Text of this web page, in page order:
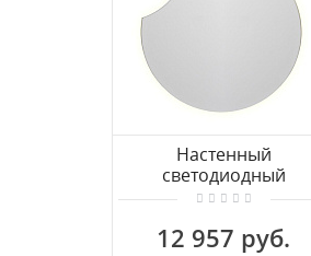
Настенный
светодиодный
светильник MANTRA
12 957 руб.